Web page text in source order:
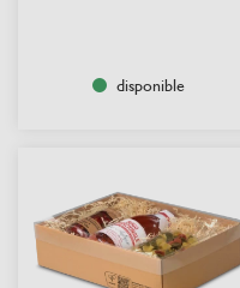
disponible